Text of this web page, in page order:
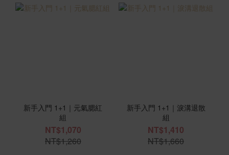
新手入門 1+1｜元氣腮紅
組
NT$1,070
NT$1,260
新手入門 1+1｜淚溝退散
組
NT$1,410
NT$1,660